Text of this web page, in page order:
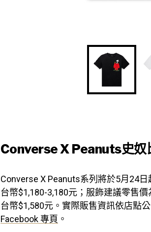
Converse X Peanuts史奴
Converse X Peanuts系列將於5月24
台幣$1,180-3,180元；服飾建議零售
台幣$1,580元。實際販售資訊依店點
Facebook 專頁 。